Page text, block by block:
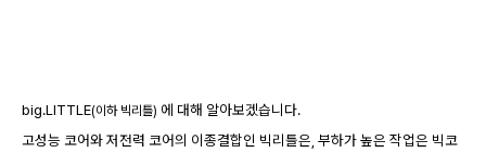
big.LITTLE(이하 빅리틀) 에 대해 알아보겠습니다.
고성능 코어와 저전력 코어의 이종결합인 빅리틀은, 부하가 높은 작업은 빅코